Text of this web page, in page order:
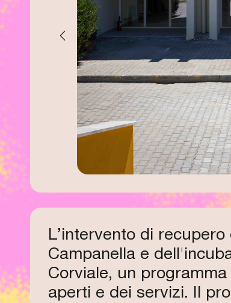
L’intervento di
Campanella e
Corviale, un
aperti e dei servizi. Il